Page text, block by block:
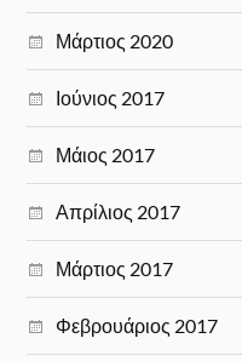
Μάρτιος 2020
Ιούνιος 2017
Μάιος 2017
Απρίλιος 2017
Μάρτιος 2017
Φεβρουάριος 2017